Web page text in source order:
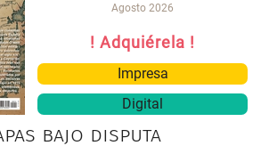
Agosto 2026
! Adquiérela !
Impresa
Digital
bajo disputa